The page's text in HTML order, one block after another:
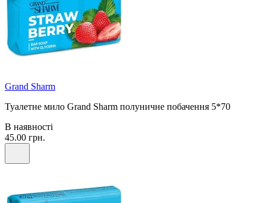
Grand Sharm
Туалетне мило Grand Sharm полуничне побачення 5*70
В наявності
45.00 грн.